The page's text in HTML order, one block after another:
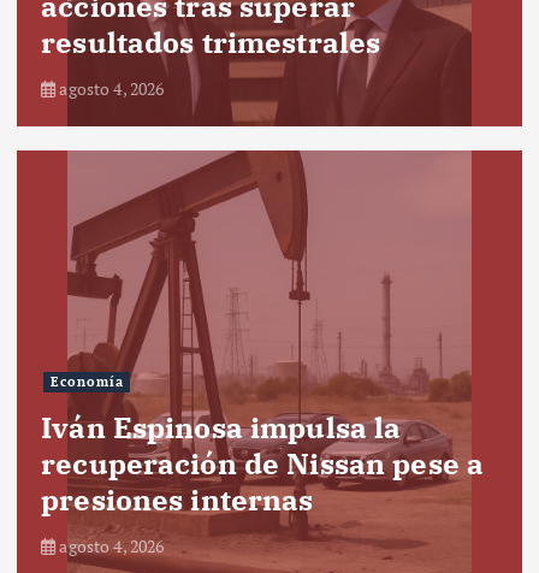
resultados trimestrales
agosto 4, 2026
Economía
Iván Espinosa impulsa la
recuperación de Nissan pese a
presiones internas
agosto 4, 2026